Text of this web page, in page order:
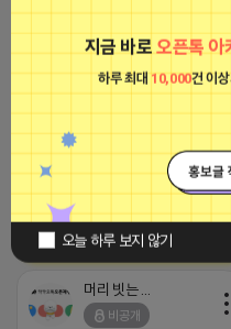
지금 바로오픈톡 아
하루 최대10,000건 이
오늘 하루 보지 않기
[아이피몬스터] 전국 최저가 마케팅
용 KT아이피서비스!!
2023-09-06 14:23:39
비공개